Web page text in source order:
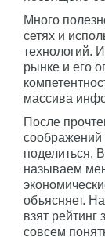
Много
сетях и
технологий.
рынке и его
массива
После
соображений
поделиться.
называем
объясняет.
взят
совсем